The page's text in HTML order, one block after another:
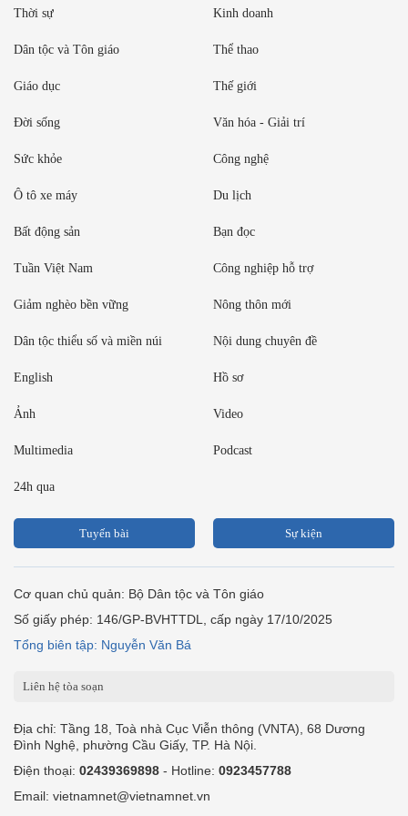
Thời sự Kinh doanh
Dân tộc và Tôn giáo Thể thao
Giáo dục Thế giới
Đời sống Văn hóa - Giải trí
Sức khỏe Công nghệ
Ô tô xe máy Du lịch
Bất động sản Bạn đọc
Tuần Việt Nam Công nghiệp hỗ trợ
Giảm nghèo bền vững Nông thôn mới
Dân tộc thiểu số và miền núi Nội dung chuyên đề
English Hồ sơ
Ảnh Video
Multimedia Podcast
24h qua
Tuyến bài Sự kiện
Cơ quan chủ quản: Bộ Dân tộc và Tôn giáo
Số giấy phép: 146/GP-BVHTTDL, cấp ngày 17/10/2025
Tổng biên tập: Nguyễn Văn Bá
Liên hệ tòa soạn
Địa chỉ: Tầng 18, Toà nhà Cục Viễn thông (VNTA), 68 Dương
Đình Nghệ, phường Cầu Giấy, TP. Hà Nội.
Điện thoại: 02439369898 - Hotline: 0923457788
Email: vietnamnet@vietnamnet.vn